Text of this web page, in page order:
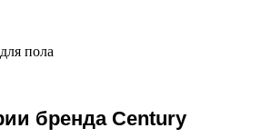
пола
бренда Century